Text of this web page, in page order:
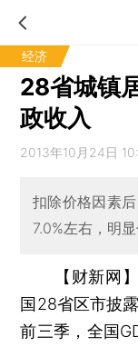
经济
28省城镇
政收入
2013年10月24日
扣除价格因素
7.0%左右，明
【财新网
国28省区市披
前三季，全国